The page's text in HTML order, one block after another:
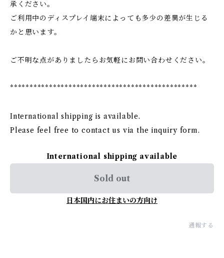
承ください。
ご利用中のディスプレイ端末によっても多少の差異が生じる
かと思います。
ご不明な点がありましたらお気軽にお問い合わせください。
************************************************
International shipping is available.
Please feel free to contact us via the inquiry form.
International shipping available
Sold out
日本国内にお住まいの方向け
通報する